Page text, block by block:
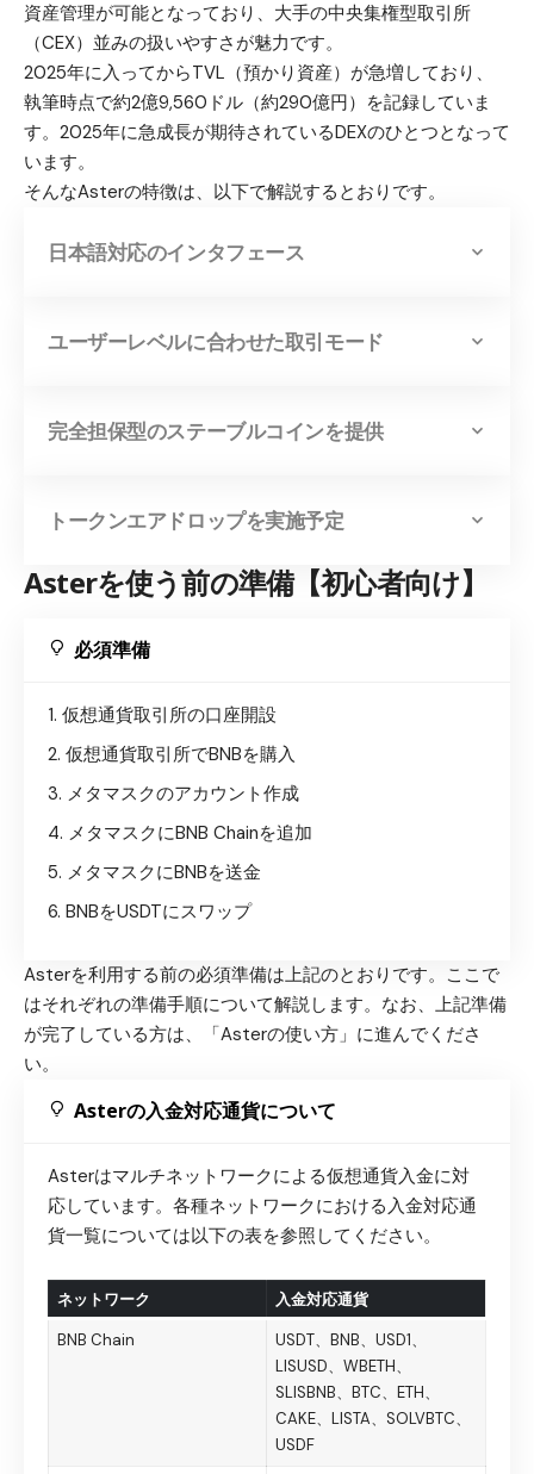
資産管理が可能となっており、大手の中央集権型取引所
（CEX）並みの扱いやすさが魅力です。
2025年に入ってからTVL（預かり資産）が急増しており、
執筆時点で約2億9,560ドル（約290億円）を記録していま
す。2025年に急成長が期待されているDEXのひとつとなって
います。
そんなAsterの特徴は、以下で解説するとおりです。
日本語対応のインタフェース
ユーザーレベルに合わせた取引モード
完全担保型のステーブルコインを提供
トークンエアドロップを実施予定
Asterを使う前の準備【初心者向け】
必須準備
仮想通貨取引所の口座開設
仮想通貨取引所でBNBを購入
メタマスクのアカウント作成
メタマスクにBNB Chainを追加
メタマスクにBNBを送金
BNBをUSDTにスワップ
Asterを利用する前の必須準備は上記のとおりです。ここで
はそれぞれの準備手順について解説します。なお、上記準備
が完了している方は、「Asterの使い方」に進んでくださ
い。
Asterの入金対応通貨について
Asterはマルチネットワークによる仮想通貨入金に対
応しています。各種ネットワークにおける入金対応通
貨一覧については以下の表を参照してください。
ネットワーク 入金対応通貨
BNB Chain
USDT、BNB、USD1、
LISUSD、WBETH、
SLISBNB、BTC、ETH、
CAKE、LISTA、SOLVBTC、
USDF